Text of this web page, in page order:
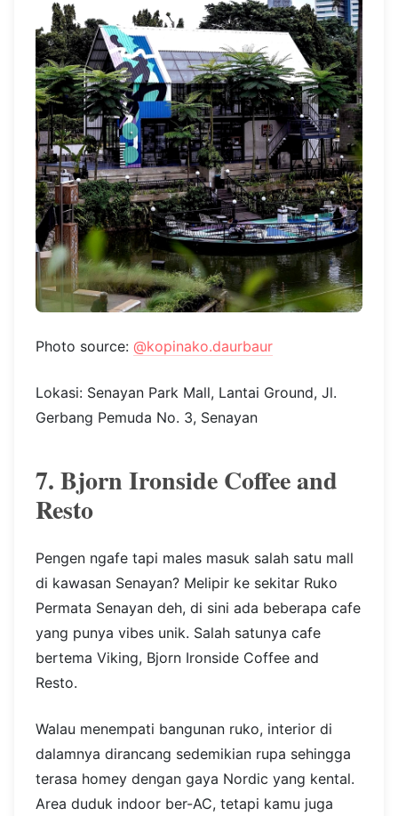
Photo source: @kopinako.daurbaur
Lokasi: Senayan Park Mall, Lantai Ground, Jl.
Gerbang Pemuda No. 3, Senayan
7. Bjorn Ironside Coffee and
Resto
Pengen ngafe tapi males masuk salah satu mall
di kawasan Senayan? Melipir ke sekitar Ruko
Permata Senayan deh, di sini ada beberapa cafe
yang punya vibes unik. Salah satunya cafe
bertema Viking, Bjorn Ironside Coffee and
Resto.
Walau menempati bangunan ruko, interior di
dalamnya dirancang sedemikian rupa sehingga
terasa homey dengan gaya Nordic yang kental.
Area duduk indoor ber-AC, tetapi kamu juga